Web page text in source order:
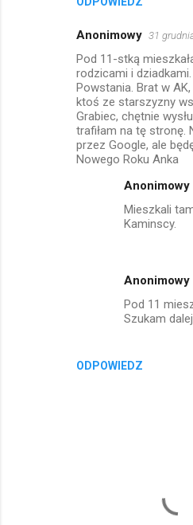
Anonimowy 31
Pod 11-stką
rodzicami i
Powstania. Brat w
ktoś ze starszyzny
Grabiec, chętnie
trafiłam na tę stronę.
przez Google, ale
Nowego Roku Anka
ODPOWIEDZ
Anonimowy
Mieszkali
Kaminscy.
Anonimowy
Pod 11
Szukam